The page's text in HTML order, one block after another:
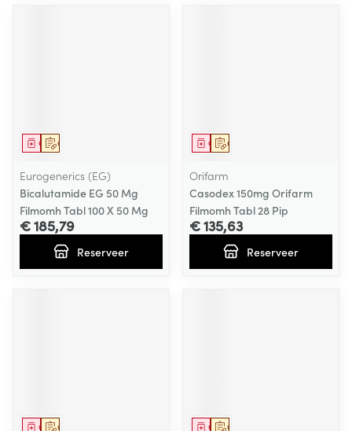
Op voorschrift
Geneesmiddel
Eurogenerics (EG)
Bicalutamide EG 50 Mg
Filmomh Tabl 100 X 50 Mg
€ 185,79
Reserveer
Op voorschrift
Geneesmiddel
Orifarm
Casodex 150mg Orifarm
Filmomh Tabl 28 Pip
€ 135,63
Reserveer
Op voorschrift
Geneesmiddel Op voorschrift
Geneesmiddel